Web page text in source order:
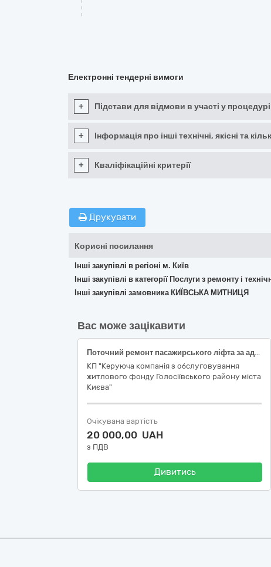
Електронні тендерні вимоги
+ Підстави для відмови в участі у процедурі
+ Інформація про інші технічні, якісні та
+ Кваліфікаційні критерії
Друкувати
Корисні посилання
Інші закупівлі в регіоні м. Київ
Інші закупівлі в категорії Послуги з ремонту і
Інші закупівлі замовника КИЇВСЬКА МИТНИЦЯ
Вас може зацікавити
Поточний ремонт пасажирського ліфта за адресою, м. Київ, в 1 під’їзді житлового будинку №74 А на проспекті Голосіївському, реєстраційний № 49395. ДК 021:2015: 50710000-5 Послуги з ремонту і технічного обслуговування електричного і механічного устаткування будівель
КП "Керуюча компанія з обслуговування
житлового фонду Голосіївського району міста
Києва"
Очікувана вартість
20 000,00 UAH
з ПДВ
Дивитись